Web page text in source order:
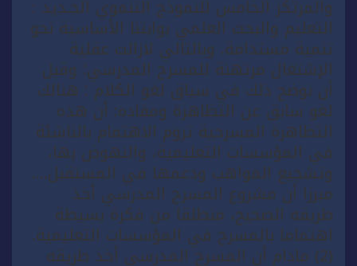
والمرتكز الخامس للنموذج التنموي الجـديد :
التعليم والبحث العلمي بوابتنا الأساسية نحو
تنمية مستدامة. وبالتالي لازالت عقلية
الإشتغال مرتهنة للمسرح المدرسي؛ وقبل
أن نوضح ذلك في سياق لغو الكلام ؛ هنالك
لغو سابق عن التظاهرة ومفاده: أن هذه
التظاهرة المسرحية تروم الاهتمام بالناشئة
في المؤسسات التعليمية، والنهوض بها،
وتشجيع المواهب ودعمها في المستقبل….
مبرزا أن مشروع المسرح المدرسي أخذ
طريقه الصحيح، منطلقا من فكرة بسيطة
اهتماما بالمسرح في المؤسسات التعليمية.
(2) مادام أن المسرح المدرسي أخذ طريقه